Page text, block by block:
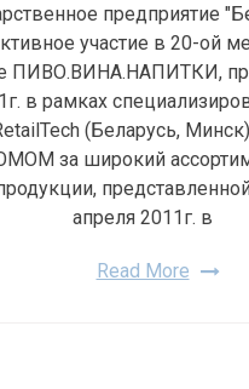
предприятие
участие в 20-ой
ПИВО.ВИНА.НАПИТКИ,
в рамках
(Беларусь,
за широкий
апреля 2011г. в
Read More